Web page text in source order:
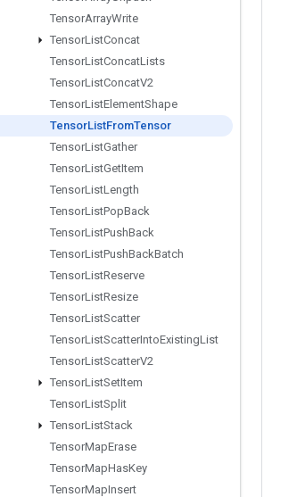
TensorArrayWrite
TensorListConcat
TensorListConcatLists
TensorListConcatV2
TensorListElementShape
TensorListFromTensor
TensorListGather
TensorListGetItem
TensorListLength
TensorListPopBack
TensorListPushBack
TensorListPushBackBatch
TensorListReserve
TensorListResize
TensorListScatter
TensorListScatterIntoExistingList
TensorListScatterV2
TensorListSetItem
TensorListSplit
TensorListStack
TensorMapErase
TensorMapHasKey
TensorMapInsert